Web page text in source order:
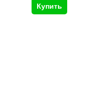
Купить